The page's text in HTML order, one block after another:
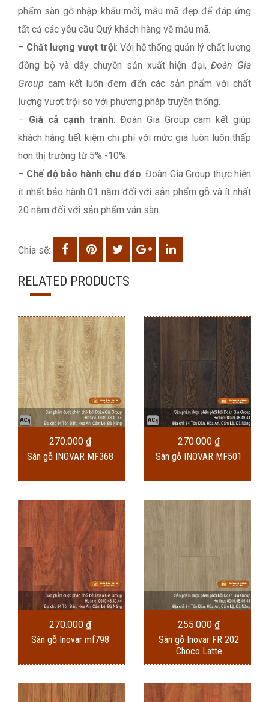
phẩm sàn gỗ nhập khẩu mới, mẫu mã đẹp để đáp ứng
tất cả các yêu cầu Quý khách hàng về mẫu mã.
– Chất lượng vượt trội: Với hệ thống quản lý chất lượng
đồng bộ và dây chuyền sản xuất hiện đại,Đoàn Gia
Group cam kết luôn đem đến các sản phẩm với chất
lượng vượt trội so với phương pháp truyền thống.
– Giá cả cạnh tranh: Đoàn Gia Group cam kết giúp
khách hàng tiết kiệm chi phí với mức giá luôn luôn thấp
hơn thị trường từ 5% -10%.
– Chế độ bảo hành chu đáo: Đoàn Gia Group thực hiện
ít nhất bảo hành 01 năm đối với sản phẩm gỗ và ít nhất
20 năm đối với sản phẩm ván sàn.
Chia sẽ:
RELATED PRODUCTS
270.000 ₫
Sàn gỗ INOVAR MF368
270.000 ₫
Sàn gỗ INOVAR MF501
270.000 ₫
Sàn gỗ Inovar mf798
255.000 ₫
Sàn gỗ Inovar FR 202
Choco Latte